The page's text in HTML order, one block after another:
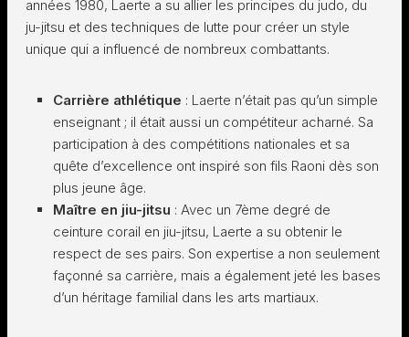
années 1980, Laerte a su allier les principes du judo, du
ju-jitsu et des techniques de lutte pour créer un style
unique qui a influencé de nombreux combattants.
Carrière athlétique : Laerte n’était pas qu’un simple
enseignant ; il était aussi un compétiteur acharné. Sa
participation à des compétitions nationales et sa
quête d’excellence ont inspiré son fils Raoni dès son
plus jeune âge.
Maître en jiu-jitsu : Avec un 7ème degré de
ceinture corail en jiu-jitsu, Laerte a su obtenir le
respect de ses pairs. Son expertise a non seulement
façonné sa carrière, mais a également jeté les bases
d’un héritage familial dans les arts martiaux.